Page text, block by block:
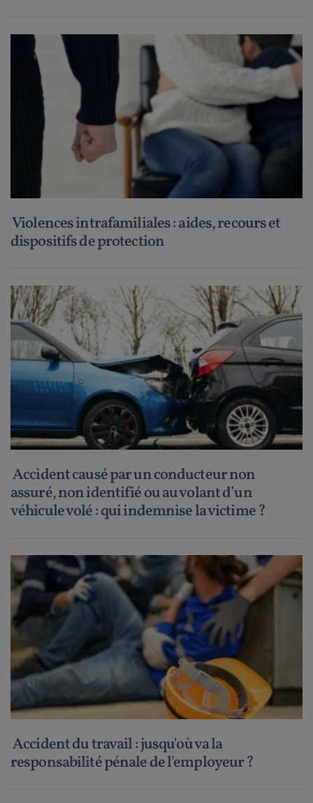
Violences intrafamiliales : aides, recours et
dispositifs de protection
Accident causé par un conducteur non
assuré, non identifié ou au volant d’un
véhicule volé : qui indemnise la victime ?
Accident du travail : jusqu'où va la
responsabilité pénale de l'employeur ?